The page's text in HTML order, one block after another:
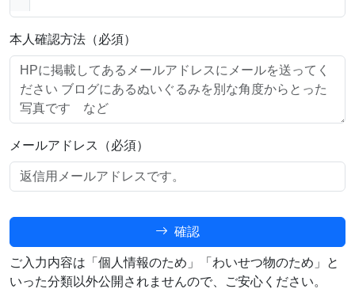
本人確認方法（必須）
メールアドレス（必須）
確認
ご入力内容は「個人情報のため」「わいせつ物のため」と
いった分類以外公開されませんので、ご安心ください。